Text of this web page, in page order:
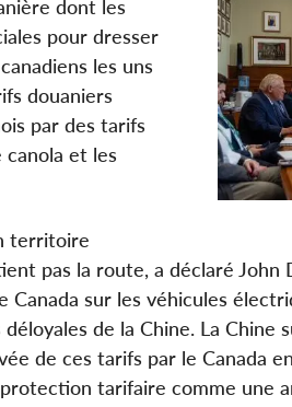
dont les
pour dresser
les uns
douaniers
par des tarifs
et les
territoire
pas la route, a déclaré John
Canada sur les véhicules
de la Chine. La Chine
de ces tarifs par le Canada
tarifaire comme une